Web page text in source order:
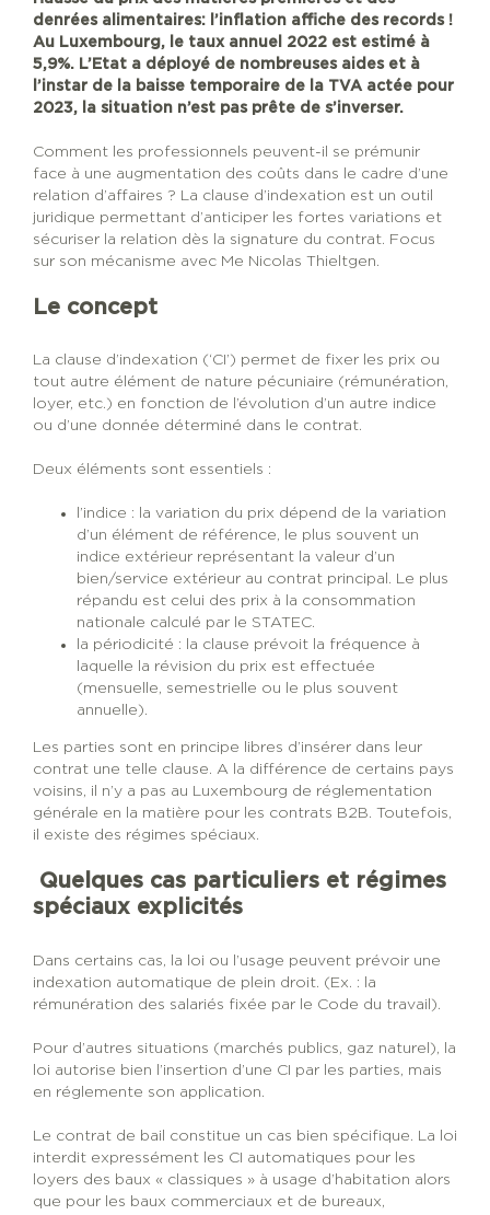
denrées alimentaires: l’inflation affiche des records !
Au Luxembourg, le taux annuel 2022 est estimé à
5,9%. L’Etat a déployé de nombreuses aides et à
l’instar de la baisse temporaire de la TVA actée pour
2023, la situation n’est pas prête de s’inverser.
Comment les professionnels peuvent-il se prémunir
face à une augmentation des coûts dans le cadre d’une
relation d’affaires ? La clause d’indexation est un outil
juridique permettant d’anticiper les fortes variations et
sécuriser la relation dès la signature du contrat. Focus
sur son mécanisme avec Me Nicolas Thieltgen.
Le concept
La clause d’indexation (‘CI’) permet de fixer les prix ou
tout autre élément de nature pécuniaire (rémunération,
loyer, etc.) en fonction de l’évolution d’un autre indice
ou d’une donnée déterminé dans le contrat.
Deux éléments sont essentiels :
l’indice : la variation du prix dépend de la variation
d’un élément de référence, le plus souvent un
indice extérieur représentant la valeur d’un
bien/service extérieur au contrat principal. Le plus
répandu est celui des prix à la consommation
nationale calculé par le STATEC.
la périodicité : la clause prévoit la fréquence à
laquelle la révision du prix est effectuée
(mensuelle, semestrielle ou le plus souvent
annuelle).
Les parties sont en principe libres d’insérer dans leur
contrat une telle clause. A la différence de certains pays
voisins, il n’y a pas au Luxembourg de réglementation
générale en la matière pour les contrats B2B. Toutefois,
il existe des régimes spéciaux.
Quelques cas particuliers et régimes
spéciaux explicités
Dans certains cas, la loi ou l’usage peuvent prévoir une
indexation automatique de plein droit. (Ex. : la
rémunération des salariés fixée par le Code du travail).
Pour d’autres situations (marchés publics, gaz naturel), la
loi autorise bien l’insertion d’une CI par les parties, mais
en réglemente son application.
Le contrat de bail constitue un cas bien spécifique. La loi
interdit expressément les CI automatiques pour les
loyers des baux « classiques » à usage d’habitation alors
que pour les baux commerciaux et de bureaux,